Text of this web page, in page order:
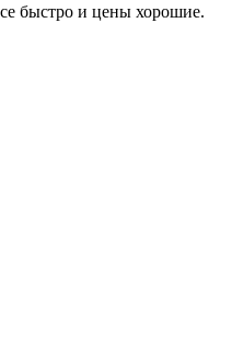
быстро и цены хорошие.